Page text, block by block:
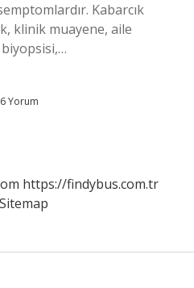
Kabarcık
klinik muayene, aile
6 Yorum
https://findybus.com.tr
Sitemap